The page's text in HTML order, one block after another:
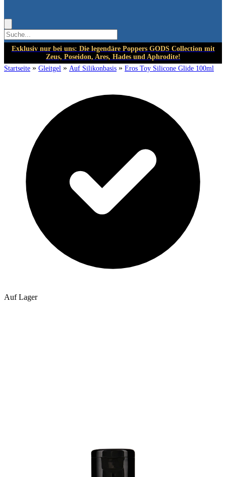
Exklusiv nur bei uns: Die legendäre Poppers GODS Collection mit
Zeus, Poseidon, Ares, Hades und Aphrodite!
Startseite » Gleitgel » Auf Silikonbasis » Eros Toy Silicone Glide 100ml
Auf Lager